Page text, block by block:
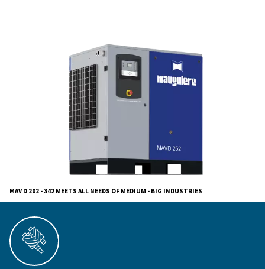
providing reliable and efficient compressed air
Designed for precision, these compressors are the
of our commitment to quality, ensuring your
seamless and effective.
The MAVD 202 - 342 series showcases our
innovative solutions, ensuring not only productivity
significant energy savings and sustainability.
is choosing efficiency. With the MAVD series, you're
high-quality compressor and in a solution that offers
returns through savings and productivity.